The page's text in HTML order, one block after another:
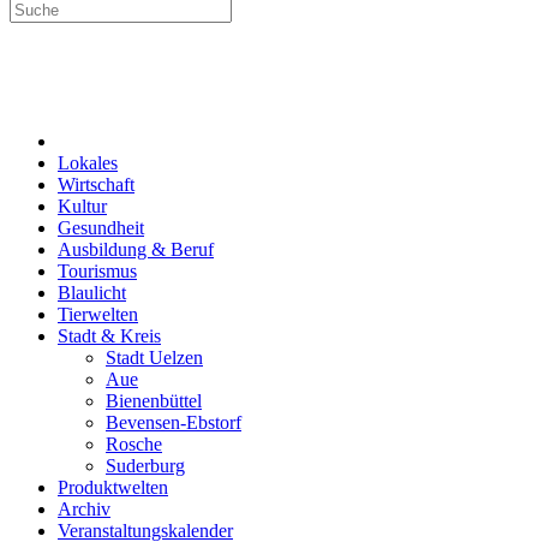
Lokales
Wirtschaft
Kultur
Gesundheit
Ausbildung & Beruf
Tourismus
Blaulicht
Tierwelten
Stadt & Kreis
Stadt Uelzen
Aue
Bienenbüttel
Bevensen-Ebstorf
Rosche
Suderburg
Produktwelten
Archiv
Veranstaltungskalender